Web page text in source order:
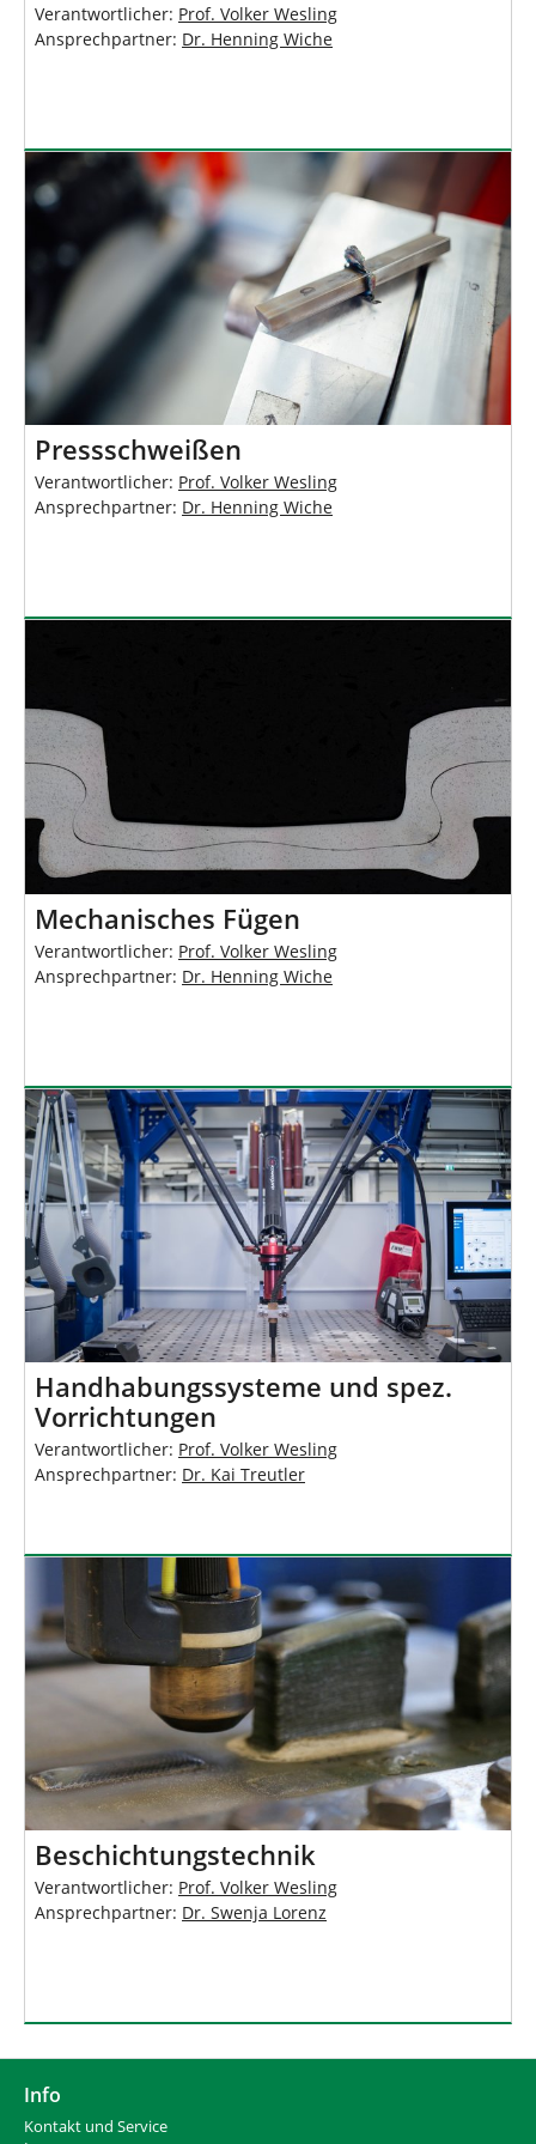
Verantwortlicher: Prof. Volker Wesling
Ansprechpartner: Dr. Henning Wiche
Pressschweißen
Verantwortlicher: Prof. Volker Wesling
Ansprechpartner: Dr. Henning Wiche
Mechanisches Fügen
Verantwortlicher: Prof. Volker Wesling
Ansprechpartner: Dr. Henning Wiche
Handhabungssysteme und spez.
Vorrichtungen
Verantwortlicher: Prof. Volker Wesling
Ansprechpartner: Dr. Kai Treutler
Beschichtungstechnik
Verantwortlicher: Prof. Volker Wesling
Ansprechpartner: Dr. Swenja Lorenz
Info
Kontakt und Service